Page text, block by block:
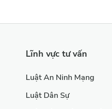
Lĩnh vực tư vấn
Luật An Ninh Mạng
Luật Dân Sự